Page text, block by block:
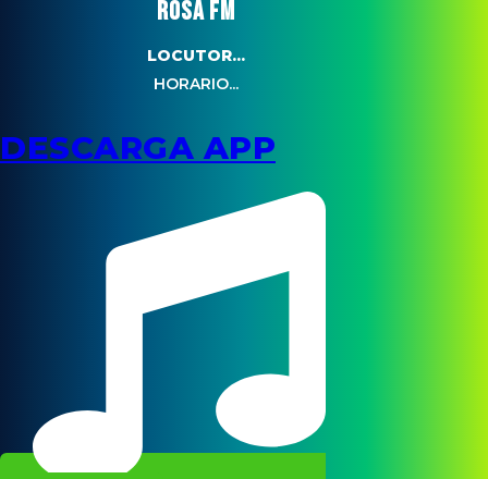
ROSA FM
LOCUTOR...
HORARIO...
DESCARGA APP